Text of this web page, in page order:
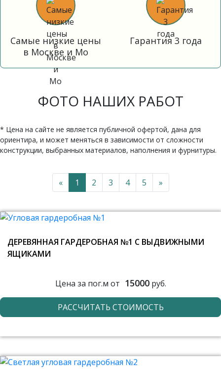
Самые низкие цены
в Москве и Мо
Гарантия 3 года
ФОТО НАШИХ РАБОТ
* Цена на сайте не является публичной офертой, дана для
ориентира, и может меняться в зависимости от сложности
конструкции, выбранных материалов, наполнения и фурнитуры.
« 1 2 3 4 5 »
ДЕРЕВЯННАЯ ГАРДЕРОБНАЯ №1 С ВЫДВИЖНЫМИ
ЯЩИКАМИ
Цена за пог.м от 15000руб.
РАССЧИТАТЬ СТОИМОСТЬ